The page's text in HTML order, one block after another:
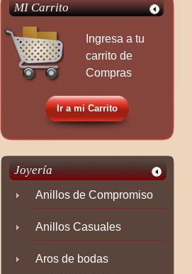
MI Carrito
Ingresa a tu
carrito de
Compras
Ir a mi Carrito
Joyería
Anillos de Compromiso
Anillos Casuales
Aros de bodas
Que tu boda sea eterna
anillos